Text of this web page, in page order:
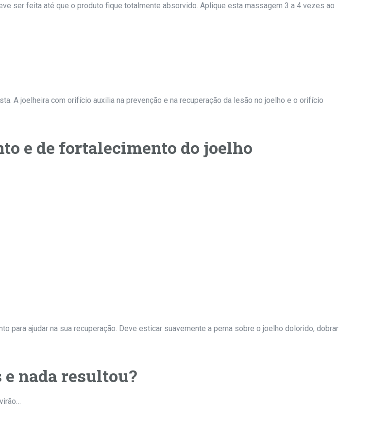
ser feita até que o produto fique totalmente absorvido. Aplique esta massagem 3 a 4 vezes ao
A joelheira com orifício auxilia na prevenção e na recuperação da lesão no joelho e o orifício
e de fortalecimento do joelho
para ajudar na sua recuperação. Deve esticar suavemente a perna sobre o joelho dolorido, dobrar
nada resultou?